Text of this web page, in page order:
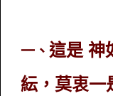
一、這是 神
紜，莫衷一